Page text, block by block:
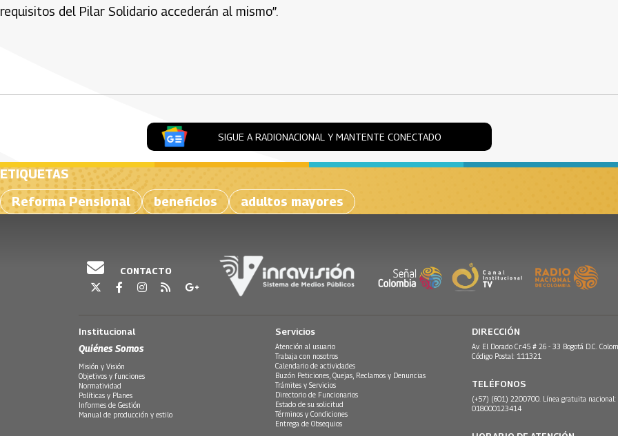
requisitos del Pilar Solidario accederán al mismo”.
SIGUE A RADIONACIONAL Y MANTENTE CONECTADO
ETIQUETAS
Reforma Pensional
beneficios adultos mayores
CONTACTO
Institucional
Quiénes Somos
Misión y Visión
Objetivos y funciones
Normatividad
Políticas y Planes
Informes de Gestión
Manual de producción y estilo
Servicios
Atención al usuario
Trabaja con nosotros
Calendario de actividades
Buzón Peticiones, Quejas, Reclamos y Denuncias
Trámites y Servicios
Directorio de Funcionarios
Estado de su solicitud
Términos y Condiciones
Entrega de Obsequios
DIRECCIÓN
Av. El Dorado Cr.45 # 26 - 33 Bogotá D.C.
Código Postal: 111321
TELÉFONOS
(+57) (601) 2200700. Línea gratuita nacional:
018000123414